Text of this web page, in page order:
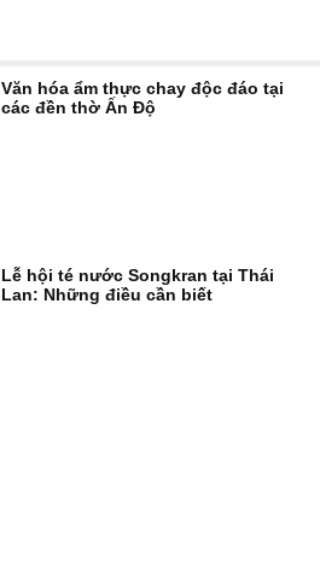
Văn hóa ẩm thực chay độc đáo tại
các đền thờ Ấn Độ
Lễ hội té nước Songkran tại Thái
Lan: Những điều cần biết